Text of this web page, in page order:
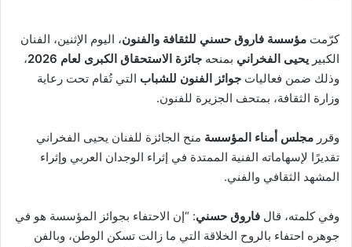
كرّمت مؤسسة فاروق حسني للثقافة والفنون، اليوم الإثنين، الفنان
الكبير يحيى الفخراني بمنحه جائزة الاستحقاق الكبرى لعام 2026
،
وذلك ضمن فعاليات جوائز الفنون للشباب التي تُقام تحت رعاية
وزارة الثقافة، بمتحف الجزيرة للفنون.
وقرر مجلس أمناء المؤسسة منح الجائزة للفنان يحيى الفخراني
تقديرًا لإسهاماته الفنية الممتدة في إثراء الوجدان العربي وإثراء
المشهد الثقافي والفني.
وفي كلمته، قال فاروق حسني: “إن الاحتفاء بجوائز المؤسسة هو في
جوهره احتفاء بالروح الخلاقة التي ما زالت تسكن الوطن، وبالفن